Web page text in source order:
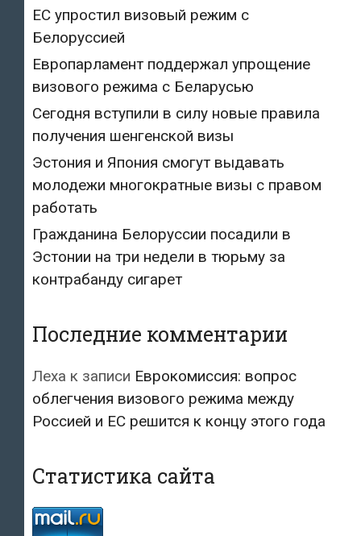
ЕС упростил визовый режим с
Белоруссией
Европарламент поддержал упрощение
визового режима с Беларусью
Сегодня вступили в силу новые правила
получения шенгенской визы
Эстония и Япония смогут выдавать
молодежи многократные визы с правом
работать
Гражданина Белоруссии посадили в
Эстонии на три недели в тюрьму за
контрабанду сигарет
Последние комментарии
Леха к записи Еврокомиссия: вопрос
облегчения визового режима между
Россией и ЕС решится к концу этого года
Статистика сайта